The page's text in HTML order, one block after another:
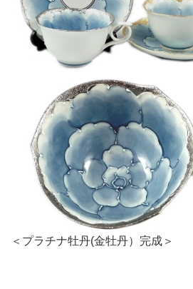
＜プラチナ牡丹(金牡丹）完成＞